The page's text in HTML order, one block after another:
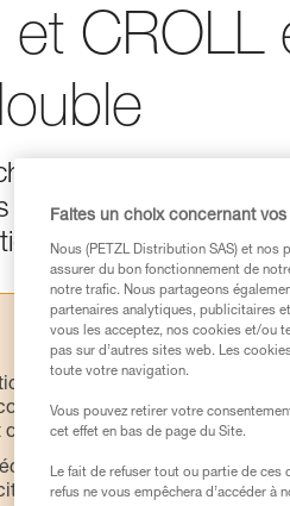
et CROLL
d’accès en
brins de corde. La
efficace
techniques des produits
les informations de la
une formation et un
à refaire la manipulation,
Faites un choix concernant
Nous (PETZL Distribution SAS) et
assurer du bon fonctionnement de
notre trafic. Nous partageons
partenaires analytiques, publicitaires
vous les acceptez, nos cookies et/ou
pas sur d’autres sites web. Les
toute votre navigation.
Vous pouvez retirer votre
cet effet en bas de page du Site.
Le fait de refuser tout ou partie de
refus ne vous empêchera d’accéder à